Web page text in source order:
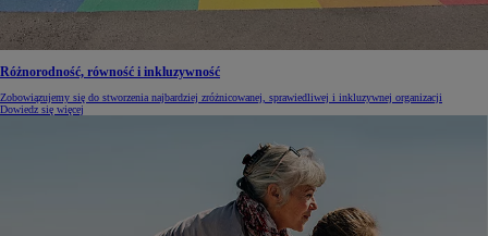
Różnorodność, równość i inkluzywność
Zobowiązujemy się do stworzenia najbardziej zróżnicowanej, sprawiedliwej i inkluzywnej organizacji
Dowiedz się więcej